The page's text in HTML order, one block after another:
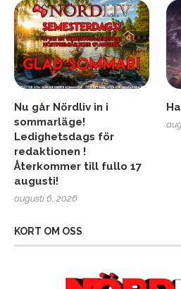
Nu går Nördliv in i
sommarläge!
Ledighetsdags för
redaktionen !
Återkommer till fullo 17
augusti!
augusti 6, 2026
KORT OM OSS